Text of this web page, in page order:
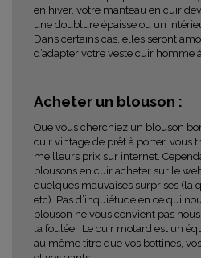
en hiver, votre manteau en cuir
une doublure épaisse ou un
Dans certains cas, elles seront
d’adapter votre veste cuir homme
Acheter un blouson :
Que vous cherchiez un blouson
cuir vintage de prêt à porter, vous
meilleurs prix sur internet.
blousons en cuir acheter sur le
quelques mauvaises surprises (la
etc). Pas d’inquiétude en ce qui
blouson ne vous convient pas
la foulée.
Le cuir motard est un
au même titre que vos bottines,